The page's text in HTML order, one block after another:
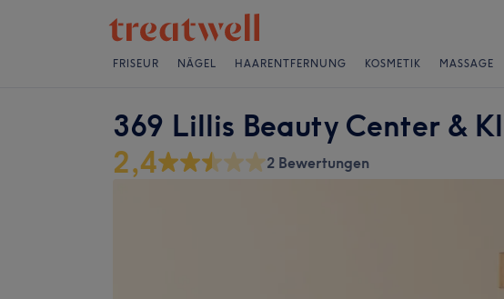
FRISEUR NÄGEL HAARENTFERNUNG KOSMETIK MASSAGE
369 Lillis Beauty Center &
2,4 2 Bewertungen